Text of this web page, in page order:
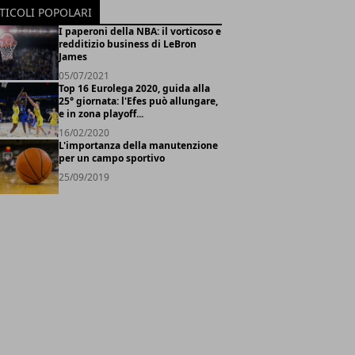
POPOLARI
I paperoni della NBA: il vorticoso e
redditizio business di LeBron
James
05/07/2021
Top 16 Eurolega 2020, guida alla
25° giornata: l'Efes può allungare,
e in zona playoff...
16/02/2020
L'importanza della manutenzione
per un campo sportivo
25/09/2019